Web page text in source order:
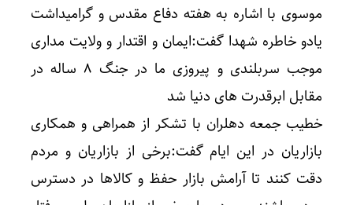
موسوی با اشاره به هفته دفاع مقدس و گرامیداشت
یادو خاطره شهدا گفت:ایمان و اقتدار و ولایت مداری
موجب سربلندی و پیروزی ما در جنگ ۸ ساله در
مقابل ابرقدرت های دنیا شد
خطیب جمعه دهلران با تشکر از همراهی و همکاری
بازاریان در این ایام گفت:برخی از بازاریان و مردم
دقت کنند تا آرامش بازار حفظ و کالاها در دسترس